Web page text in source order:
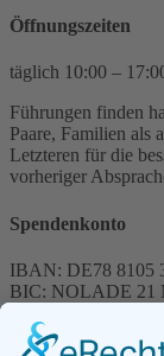
Öffnungszeiten
täglich 10:00 –
Führungen finden
Paare, Familien als
Letzteren für die
vorheriger
Spendenkonto
IBAN: DE78 8105
BIC: NOLADE 21
Spenden können